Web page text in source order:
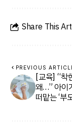
Share This
PREVIOUS
[교육] “착
왜…” 아이
떠맡는 ‘부